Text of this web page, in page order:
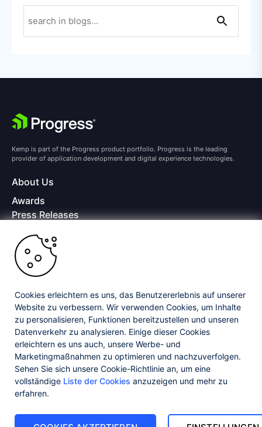
Kemp is part of the Progress product portfolio. Progress is the leading
provider of application development and digital experience technologies.
About Us
Awards
Press Releases
Careers
Offices
Copyright © 2026 Progress Software Corporation and/or its
subsidiaries or affiliates. All Rights Reserved.
Progress and certain product names used herein are trademarks or registered
trademarks of Progress Software Corporation and/or one of its subsidiaries or
affiliates in the U.S. and/or other countries. See Trademarks
for appropriate
markings. All rights in any other trademarks contained herein are reserved by
their respective owners and their inclusion does not imply an endorsement,
affiliation, or sponsorship as between Progress and the respective owners.
Privacy Center
Powered byProgress Sitefinity
Cookies erleichtern es uns, das Benutzererlebnis auf unserer
Website zu verbessern. Wir verwenden Cookies, um Inhalte
zu personalisieren, Funktionen bereitzustellen und unseren
Datenverkehr zu analysieren. Einige dieser Cookies
erleichtern es uns auch, unsere Werbe- und
Marketingmaßnahmen zu optimieren und nachzuverfolgen.
Sehen Sie sich unsere Cookie-Richtlinie an, um eine
vollständige Liste der Cookies anzuzeigen und mehr zu
erfahren.